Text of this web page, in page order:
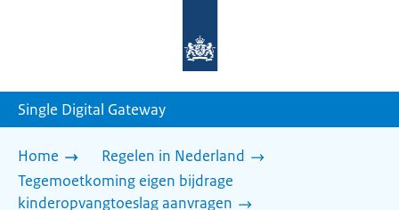
homepage
Single Digital Gateway
Home
Regelen in Nederland
Tegemoetkoming eigen bijdrage
kinderopvangtoeslag aanvragen